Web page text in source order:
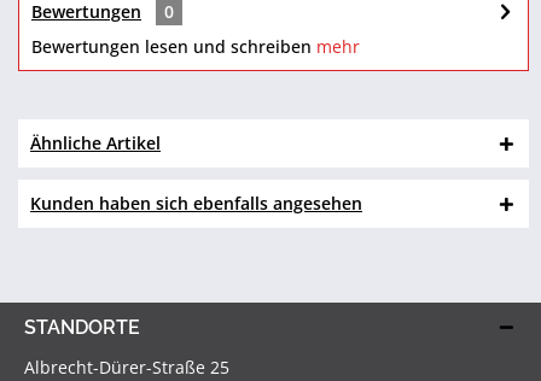
Bewertungen
0
Bewertungen lesen und schreiben mehr
Ähnliche Artikel
Kunden haben sich ebenfalls angesehen
STANDORTE
Albrecht-Dürer-Straße 25